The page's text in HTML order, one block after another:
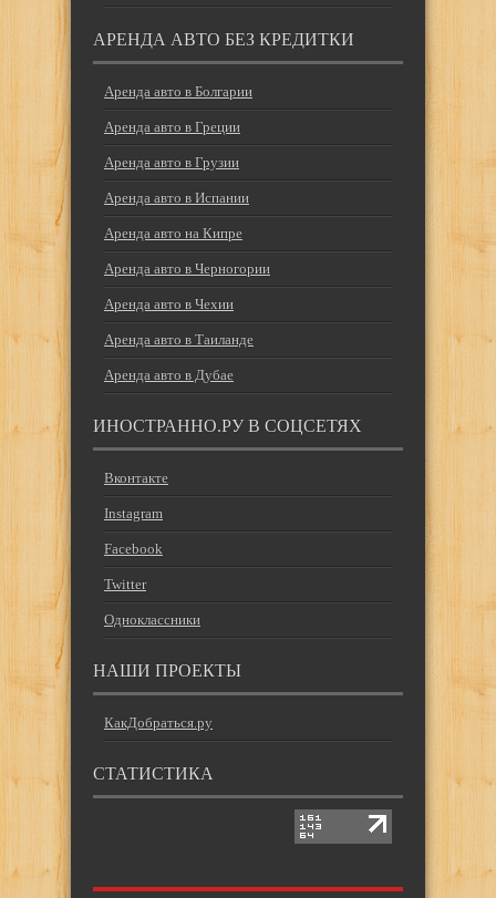
АРЕНДА АВТО БЕЗ КРЕДИТКИ
Аренда авто в Болгарии
Аренда авто в Греции
Аренда авто в Грузии
Аренда авто в Испании
Аренда авто на Кипре
Аренда авто в Черногории
Аренда авто в Чехии
Аренда авто в Таиланде
Аренда авто в Дубае
ИНОСТРАННО.РУ В СОЦСЕТЯХ
Вконтакте
Instagram
Facebook
Twitter
Одноклассники
НАШИ ПРОЕКТЫ
КакДобраться.ру
СТАТИСТИКА